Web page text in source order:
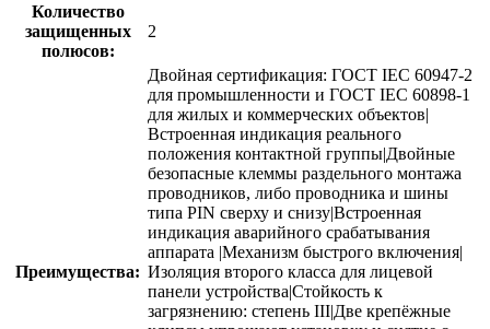
Количество
защищенных
полюсов:
2
Преимущества:
Двойная сертификация: ГОСТ IEC 60947-2
для промышленности и ГОСТ IEC 60898-1
для жилых и коммерческих объектов|
Встроенная индикация реального
положения контактной группы|Двойные
безопасные клеммы раздельного монтажа
проводников, либо проводника и шины
типа PIN сверху и снизу|Встроенная
индикация аварийного срабатывания
аппарата |Механизм быстрого включения|
Изоляция второго класса для лицевой
панели устройства|Стойкость к
загрязнению: степень III|Две крепёжные